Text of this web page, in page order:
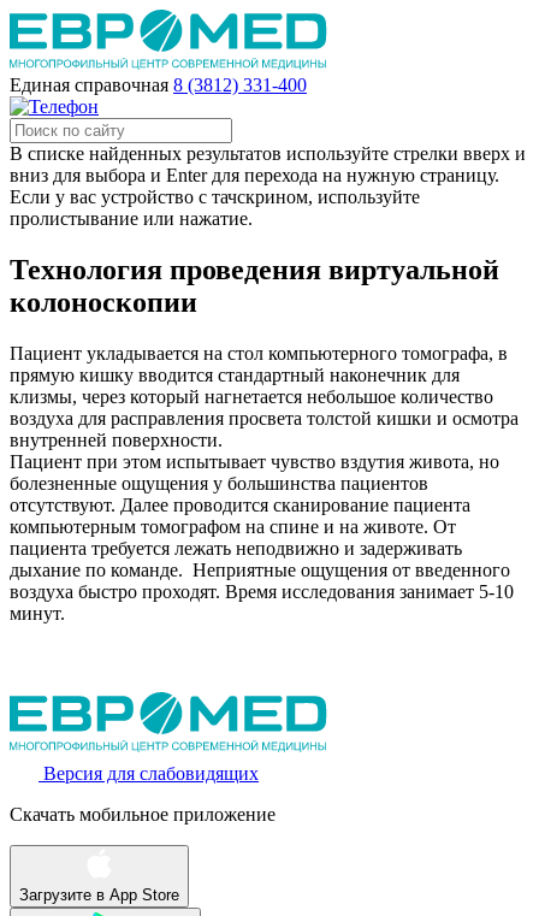
Единая справочная 8 (3812) 331-400
В списке найденных результатов используйте стрелки вверх и
вниз для выбора и Enter для перехода на нужную страницу.
Если у вас устройство с тачскрином, используйте
пролистывание или нажатие.
Технология проведения виртуальной
колоноскопии
Пациент укладывается на стол компьютерного томографа, в
прямую кишку вводится стандартный наконечник для
клизмы, через который нагнетается небольшое количество
воздуха для расправления просвета толстой кишки и осмотра
внутренней поверхности.
Пациент при этом испытывает чувство вздутия живота, но
болезненные ощущения у большинства пациентов
отсутствуют. Далее проводится сканирование пациента
компьютерным томографом на спине и на животе. От
пациента требуется лежать неподвижно и задерживать
дыхание по команде. Неприятные ощущения от введенного
воздуха быстро проходят. Время исследования занимает 5-10
минут.
Версия для слабовидящих
Скачать мобильное приложение
Загрузите в App Store